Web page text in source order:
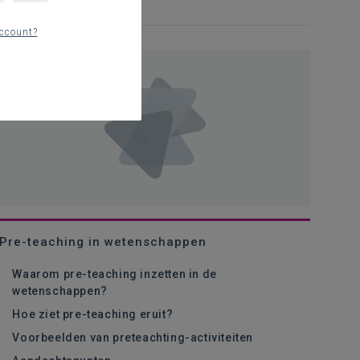
Pre-teaching in wetenschappen
Waarom pre-teaching inzetten in de
wetenschappen?
Hoe ziet pre-teaching eruit?
Voorbeelden van preteachting-activiteiten